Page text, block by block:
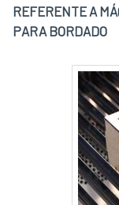
REFERENTE A
PARA BORDADO